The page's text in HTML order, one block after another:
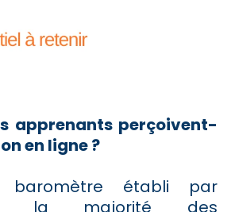
apprenants perçoivent-
en ligne ?
baromètre établi par
la majorité des